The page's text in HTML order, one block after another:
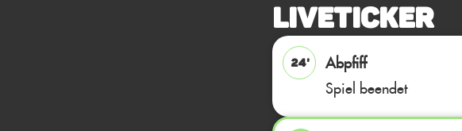
Liveticker
24'
Abpfiff
Spiel beendet